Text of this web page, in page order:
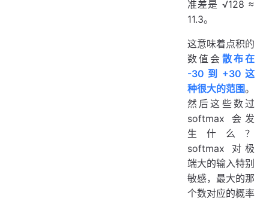
准差是 √128 ≈
11.3。
这意味着点积的
数值会 散布在
-30 到 +30 这
种很大的范围。
然后这些数过
softmax 会发
生什么？
softmax 对极
端大的输入特别
敏感，最大的那
个数对应的概率